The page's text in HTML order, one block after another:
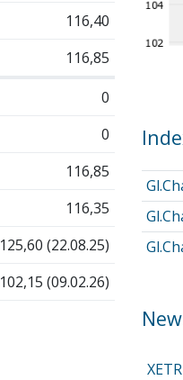
116,40
116,85
0
0
116,85
116,35
125,60 (22.08.25)
102,15 (09.02.26)